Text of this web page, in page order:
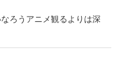
ろうアニメ観るよりは深